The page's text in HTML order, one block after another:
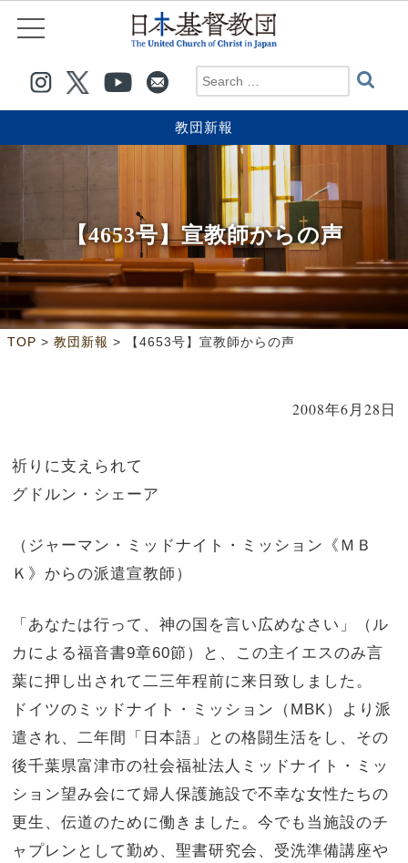
教団新報
【4653号】宣教師からの声
TOP > 教団新報 > 【4653号】宣教師からの声
2008年6月28日
祈りに支えられて
グドルン・シェーア
（ジャーマン・ミッドナイト・ミッション《ＭＢ
Ｋ》からの派遣宣教師）
「あなたは行って、神の国を言い広めなさい」（ル
カによる福音書9章60節）と、この主イエスのみ言
葉に押し出されて二三年程前に来日致しました。
ドイツのミッドナイト・ミッション（MBK）より派
遣され、二年間「日本語」との格闘生活をし、その
後千葉県富津市の社会福祉法人ミッドナイト・ミッ
ション望み会にて婦人保護施設で不幸な女性たちの
更生、伝道のために働きました。今でも当施設のチ
ャプレンとして勤め、聖書研究会、受洗準備講座や